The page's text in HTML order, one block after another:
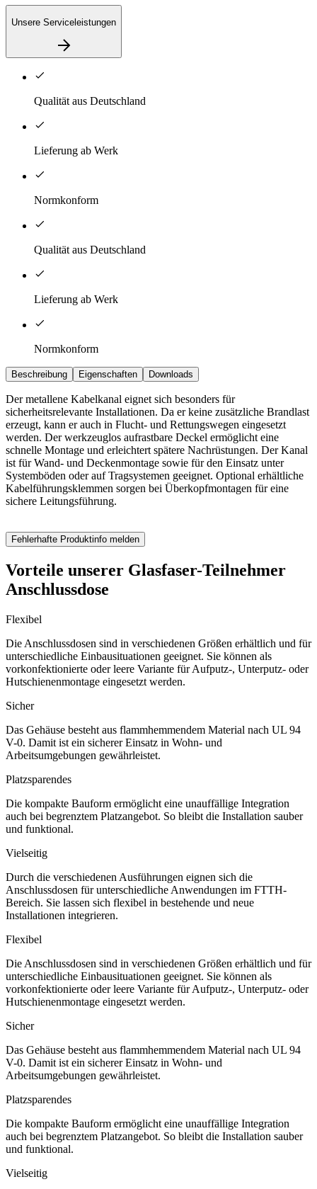
Unsere Serviceleistungen
Qualität aus Deutschland
Lieferung ab Werk
Normkonform
Qualität aus Deutschland
Lieferung ab Werk
Normkonform
Beschreibung Eigenschaften Downloads
Der metallene Kabelkanal eignet sich besonders für
sicherheitsrelevante Installationen. Da er keine zusätzliche Brandlast
erzeugt, kann er auch in Flucht- und Rettungswegen eingesetzt
werden. Der werkzeuglos aufrastbare Deckel ermöglicht eine
schnelle Montage und erleichtert spätere Nachrüstungen. Der Kanal
ist für Wand- und Deckenmontage sowie für den Einsatz unter
Systemböden oder auf Tragsystemen geeignet. Optional erhältliche
Kabelführungsklemmen sorgen bei Überkopfmontagen für eine
sichere Leitungsführung.
Fehlerhafte Produktinfo melden
Vorteile unserer Glasfaser-Teilnehmer
Anschlussdose
Flexibel
Die Anschlussdosen sind in verschiedenen Größen erhältlich und für
unterschiedliche Einbausituationen geeignet. Sie können als
vorkonfektionierte oder leere Variante für Aufputz-, Unterputz- oder
Hutschienenmontage eingesetzt werden.
Sicher
Das Gehäuse besteht aus flammhemmendem Material nach UL 94
V-0. Damit ist ein sicherer Einsatz in Wohn- und
Arbeitsumgebungen gewährleistet.
Platzsparendes
Die kompakte Bauform ermöglicht eine unauffällige Integration
auch bei begrenztem Platzangebot. So bleibt die Installation sauber
und funktional.
Vielseitig
Durch die verschiedenen Ausführungen eignen sich die
Anschlussdosen für unterschiedliche Anwendungen im FTTH-
Bereich. Sie lassen sich flexibel in bestehende und neue
Installationen integrieren.
Flexibel
Die Anschlussdosen sind in verschiedenen Größen erhältlich und für
unterschiedliche Einbausituationen geeignet. Sie können als
vorkonfektionierte oder leere Variante für Aufputz-, Unterputz- oder
Hutschienenmontage eingesetzt werden.
Sicher
Das Gehäuse besteht aus flammhemmendem Material nach UL 94
V-0. Damit ist ein sicherer Einsatz in Wohn- und
Arbeitsumgebungen gewährleistet.
Platzsparendes
Die kompakte Bauform ermöglicht eine unauffällige Integration
auch bei begrenztem Platzangebot. So bleibt die Installation sauber
und funktional.
Vielseitig